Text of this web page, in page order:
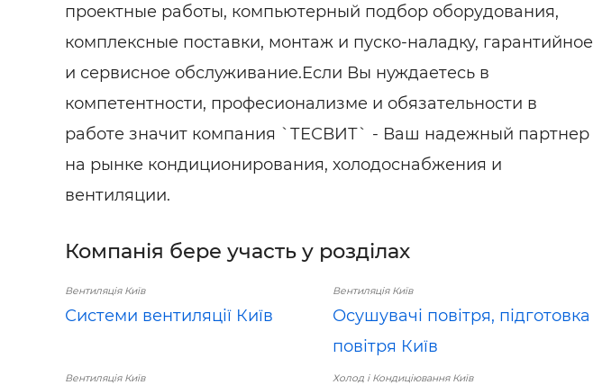
проектные работы, компьютерный подбор оборудования,
комплексные поставки, монтаж и пуско-наладку, гарантийное
и сервисное обслуживание.Если Вы нуждаетесь в
компетентности, професионализме и обязательности в
работе значит компания `ТЕСВИТ` - Ваш надежный партнер
на рынке кондиционирования, холодоснабжения и
вентиляции.
Компанія бере участь у розділах
Вентиляція Київ
Системи вентиляції Київ
Вентиляція Київ
Осушувачі повітря, підготовка
повітря Київ
Вентиляція Київ Холод і Кондиціювання Київ